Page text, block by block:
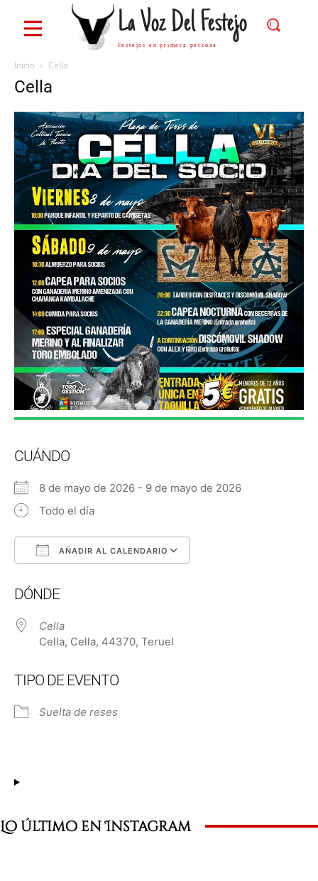
La Voz Del Festejo
Festejos en primera persona
Inicio Cella
Cella
CUÁNDO
8 de mayo de 2026 - 9 de mayo de 2026
Todo el día
AÑADIR AL CALENDARIO
DÓNDE
Cella
Cella, Cella, 44370, Teruel
TIPO DE EVENTO
Suelta de reses
Lo último en Instagram